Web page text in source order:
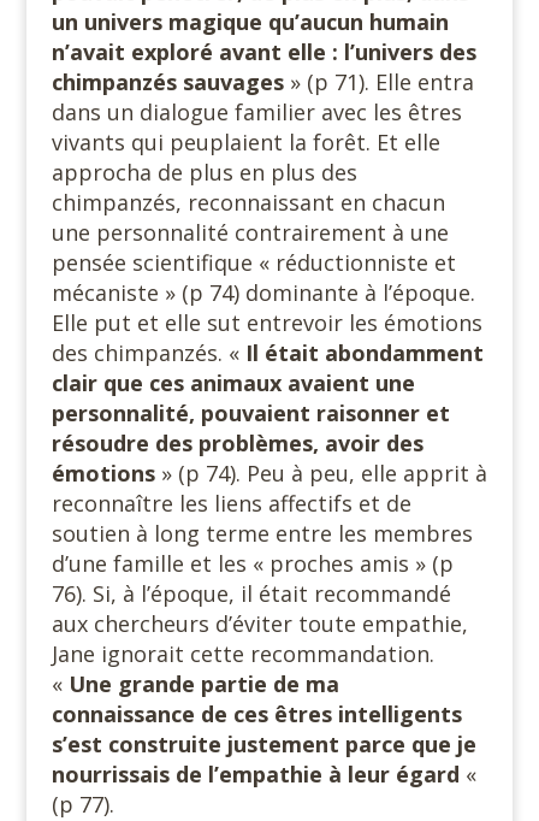
un univers magique qu’aucun humain
n’avait exploré avant elle : l’univers des
chimpanzés sauvages » (p 71). Elle entra
dans un dialogue familier avec les êtres
vivants qui peuplaient la forêt. Et elle
approcha de plus en plus des
chimpanzés, reconnaissant en chacun
une personnalité contrairement à une
pensée scientifique « réductionniste et
mécaniste » (p 74) dominante à l’époque.
Elle put et elle sut entrevoir les émotions
des chimpanzés. « Il était abondamment
clair que ces animaux avaient une
personnalité, pouvaient raisonner et
résoudre des problèmes, avoir des
émotions » (p 74). Peu à peu, elle apprit à
reconnaître les liens affectifs et de
soutien à long terme entre les membres
d’une famille et les « proches amis » (p
76). Si, à l’époque, il était recommandé
aux chercheurs d’éviter toute empathie,
Jane ignorait cette recommandation.
« Une grande partie de ma
connaissance de ces êtres intelligents
s’est construite justement parce que je
nourrissais de l’empathie à leur égard «
(p 77).